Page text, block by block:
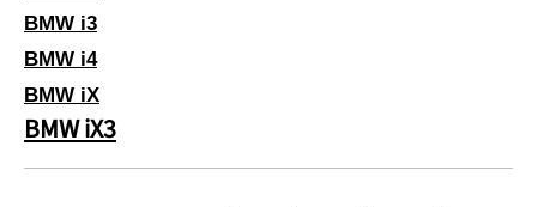
BMW i3
BMW i4
BMW iX
BMW iX3